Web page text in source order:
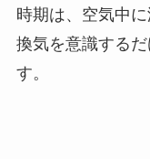
時期は、空気中
換気を意識する
す。